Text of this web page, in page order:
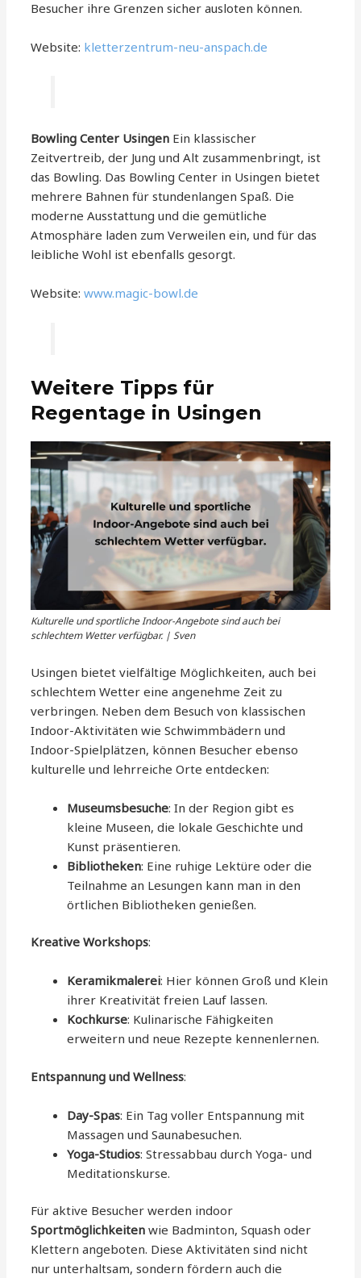
Besucher ihre Grenzen sicher ausloten können.
Website: kletterzentrum-neu-anspach.de
Bowling Center Usingen Ein klassischer
Zeitvertreib, der Jung und Alt zusammenbringt, ist
das Bowling. Das Bowling Center in Usingen bietet
mehrere Bahnen für stundenlangen Spaß. Die
moderne Ausstattung und die gemütliche
Atmosphäre laden zum Verweilen ein, und für das
leibliche Wohl ist ebenfalls gesorgt.
Website:www.magic-bowl.de
Weitere Tipps für
Regentage in Usingen
Kulturelle und sportliche Indoor-Angebote sind auch bei
schlechtem Wetter verfügbar. | Sven
Usingen bietet vielfältige Möglichkeiten, auch bei
schlechtem Wetter eine angenehme Zeit zu
verbringen. Neben dem Besuch von klassischen
Indoor-Aktivitäten wie Schwimmbädern und
Indoor-Spielplätzen, können Besucher ebenso
kulturelle und lehrreiche Orte entdecken:
Museumsbesuche: In der Region gibt es
kleine Museen, die lokale Geschichte und
Kunst präsentieren.
Bibliotheken: Eine ruhige Lektüre oder die
Teilnahme an Lesungen kann man in den
örtlichen Bibliotheken genießen.
Kreative Workshops:
Keramikmalerei: Hier können Groß und Klein
ihrer Kreativität freien Lauf lassen.
Kochkurse: Kulinarische Fähigkeiten
erweitern und neue Rezepte kennenlernen.
Entspannung und Wellness:
Day-Spas: Ein Tag voller Entspannung mit
Massagen und Saunabesuchen.
Yoga-Studios: Stressabbau durch Yoga- und
Meditationskurse.
Für aktive Besucher werden indoor
Sportmöglichkeiten wie Badminton, Squash oder
Klettern angeboten. Diese Aktivitäten sind nicht
nur unterhaltsam, sondern fördern auch die